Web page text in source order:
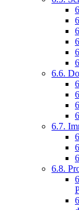
6.6.
6.7.
6.8.